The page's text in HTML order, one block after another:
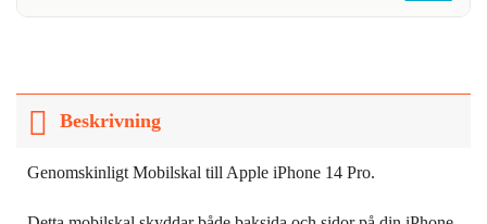
Beskrivning
Genomskinligt Mobilskal till Apple iPhone 14 Pro.